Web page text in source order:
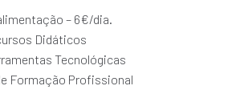
– 6€/dia.
Didáticos
Tecnológicas
Formação Profissional